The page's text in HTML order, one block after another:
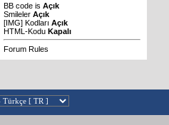
BB code is Açık
Smileler Açık
[IMG] Kodları Açık
HTML-Kodu Kapalı
Forum Rules